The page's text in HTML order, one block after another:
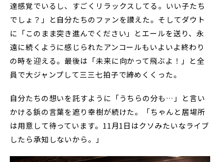
達感覚でいるし、すごくリラックスしてる。いい子たち
でしょ？」と自分たちのファンを讃えた。そしてダウト
に「このまま突き進んでください」とエールを送り、永
遠に続くように感じられたアンコールもいよいよ終わり
の時を迎える。最後は「未来に向かって飛ぶよ！」と全
員で大ジャンプして三三七拍子で締めくくった。
自分たちの想いを託すように「うちらの分も…」と言い
かける鋲の言葉を遮り幸樹が続けた。「ちゃんと居場所
は用意して待っています。11月1日はクソみたいなライブ
したら承知しないから。」